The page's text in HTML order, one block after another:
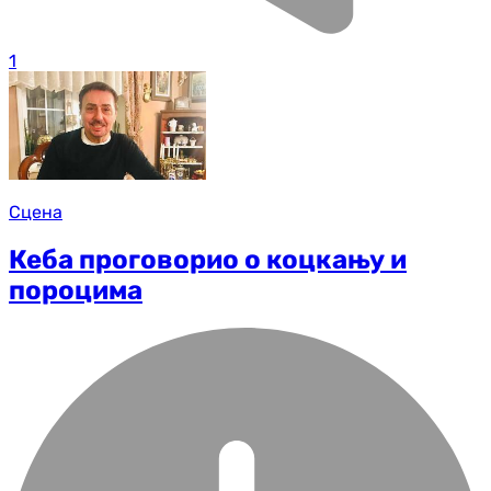
1
Сцена
Кеба проговорио о коцкању и
пороцима